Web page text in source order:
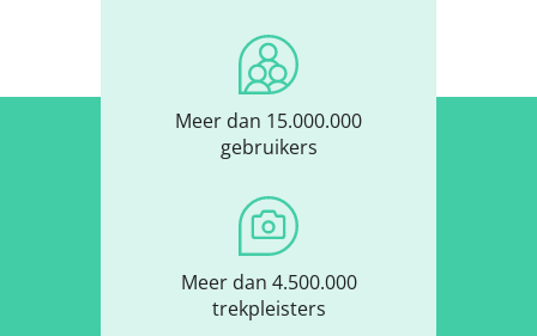
Meer dan 15.000.000
gebruikers
Meer dan 4.500.000
trekpleisters